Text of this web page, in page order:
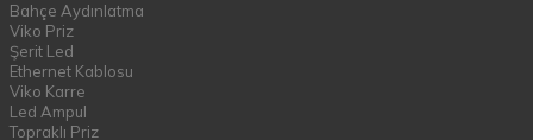
Bahçe Aydınlatma
Viko Priz
Şerit Led
Ethernet Kablosu
Viko Karre
Led Ampul
Topraklı Priz